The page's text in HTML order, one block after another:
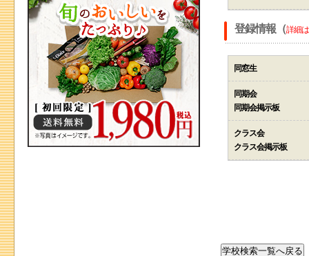
登録情報（詳細
同窓生
同期会
同期会掲示板
クラス会
クラス会掲示板